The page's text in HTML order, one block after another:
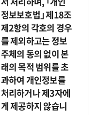
정보보호법｣ 제18조
제2항의 각호의 경우
를 제외하고는 정보
주체의 동의 없이 본
래의 목적 범위를 초
과하여 개인정보를
처리하거나 제3자에
게 제공하지 않습니